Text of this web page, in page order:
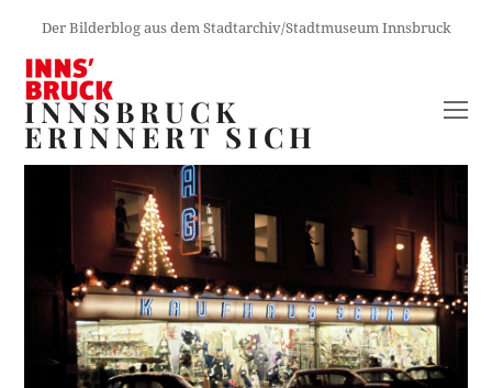
Der Bilderblog aus dem Stadtarchiv/Stadtmuseum Innsbruck
INNSBRUCK
ERINNERT SICH